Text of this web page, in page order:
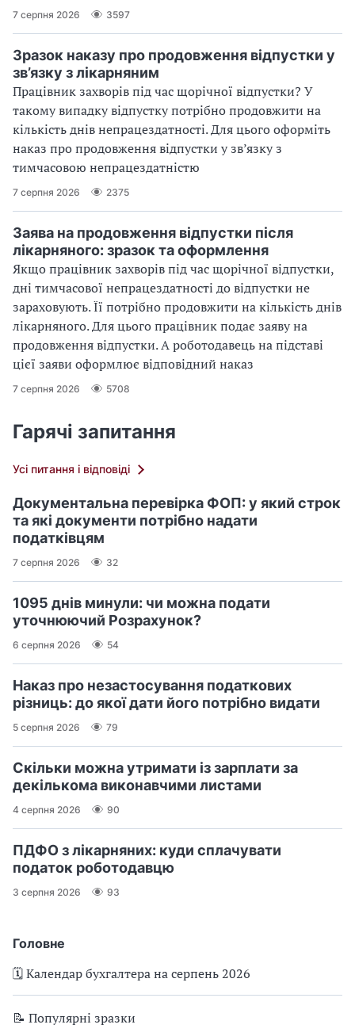
Головне
🗓️ Календар бухгалтера на серпень 2026
📝 Популярні зразки
7 серпня 2026 3597
Зразок наказу про продовження відпустки у
зв’язку з лікарняним
Працівник захворів під час щорічної відпустки? У
такому випадку відпустку потрібно продовжити на
кількість днів непрацездатності. Для цього оформіть
наказ про продовження відпустки у зв’язку з
тимчасовою непрацездатністю
7 серпня 2026 2375
Заява на продовження відпустки після
лікарняного: зразок та оформлення
Якщо працівник захворів під час щорічної відпустки,
дні тимчасової непрацездатності до відпустки не
зараховують. Її потрібно продовжити на кількість днів
лікарняного. Для цього працівник подає заяву на
продовження відпустки. А роботодавець на підставі
цієї заяви оформлює відповідний наказ
7 серпня 2026 5708
Гарячі запитання
Усі питання і відповіді
Документальна перевірка ФОП: у який строк
та які документи потрібно надати
податківцям
7 серпня 2026 32
1095 днів минули: чи можна подати
уточнюючий Розрахунок?
6 серпня 2026 54
Наказ про незастосування податкових
різниць: до якої дати його потрібно видати
5 серпня 2026 79
Скільки можна утримати із зарплати за
декількома виконавчими листами
4 серпня 2026 90
ПДФО з лікарняних: куди сплачувати
податок роботодавцю
3 серпня 2026 93